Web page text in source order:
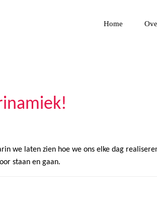
Home
we laten zien hoe we ons elke dag
staan en gaan.